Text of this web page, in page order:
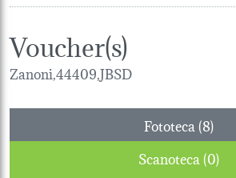
Voucher(s)
Zanoni,44409,JBSD
Fototeca (8)
Scanoteca (0)